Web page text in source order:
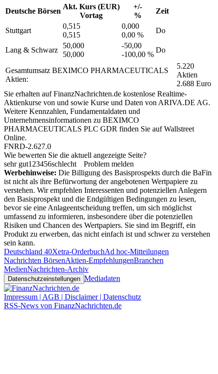
Deutsche Börsen
Akt. Kurs (EUR)
Vortag
+/-
%
Zeit
Stuttgart
0,515
0,515
0,000
0,00 %
Do
Lang & Schwarz
50,000
50,000
-50,00
-100,00 %
Do
Gesamtumsatz BEXIMCO PHARMACEUTICALS
Aktien:
5.220
Aktien
2.688 Euro
Sie erhalten auf FinanzNachrichten.de kostenlose Realtime-
Aktienkurse von und sowie Kurse und Daten von ARIVA.DE AG.
Weitere Kennzahlen, Fundamentaldaten und
Unternehmensinformationen zu BEXIMCO
PHARMACEUTICALS PLC GDR finden Sie aufWallstreet
Online.
FNRD-2.627.0
Wie bewerten Sie die aktuell angezeigte Seite?
sehr gut1 23456schlecht
Problem melden
Werbehinweise: Die Billigung des Basisprospekts durch die BaFin
ist nicht als ihre Befürwortung der angebotenen Wertpapiere zu
verstehen. Wir empfehlen Interessenten und potenziellen Anlegern
den Basisprospekt und die Endgültigen Bedingungen zu lesen,
bevor sie eine Anlageentscheidung treffen, um sich möglichst
umfassend zu informieren, insbesondere über die potenziellen
Risiken und Chancen des Wertpapiers. Sie sind im Begriff, ein
Produkt zu erwerben, das nicht einfach ist und schwer zu verstehen
sein kann.
Deutschland 40Xetra-OrderbuchAd hoc-Mitteilungen
Nachrichten BörsenAktien-EmpfehlungenBranchen
MedienNachrichten-Archiv
Datenschutzeinstellungen Mediadaten
Impressum | AGB | Disclaimer | Datenschutz
RSS-News von FinanzNachrichten.de